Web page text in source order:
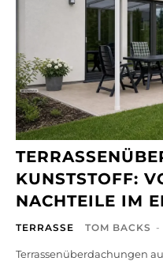
KUNSTSTOFF:
NACHTEILE IM
TERRASSE TOM BACKS -
Terrassenüberdachungen